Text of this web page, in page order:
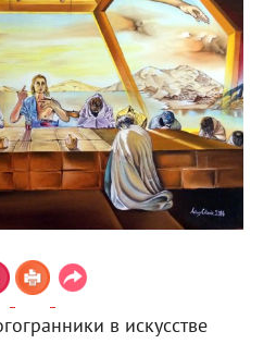
в искусстве